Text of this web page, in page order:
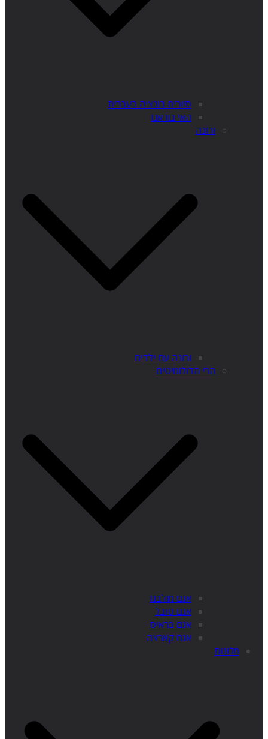
סיורים בונציה בעברית
האי בוראנו
ורונה
ורונה עם ילדים
הרי הדולומיטים
אגם מולבנו
אגם טובל
אגם בראיס
אגם קארצה
מלונות